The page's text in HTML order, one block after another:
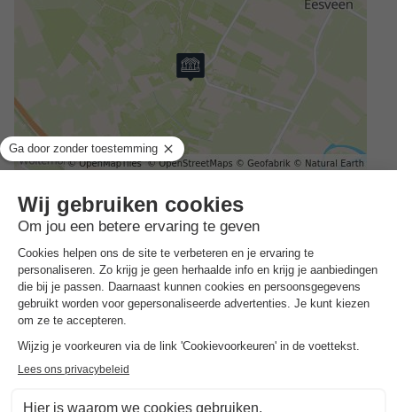
Adres
Eiderberg 2 - 8346 KJ Steenwijk, Nederland
Hoe kom je er?
Station Steenwijk (Intercity)
5km
Busstation Eesveenseweg